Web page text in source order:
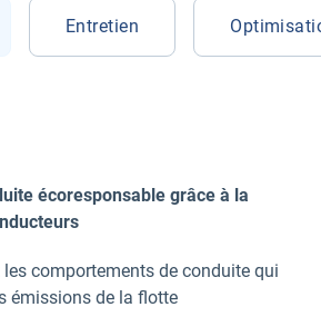
Entretien
écoresponsable grâce à la
les comportements de conduite qui
émissions de la flotte